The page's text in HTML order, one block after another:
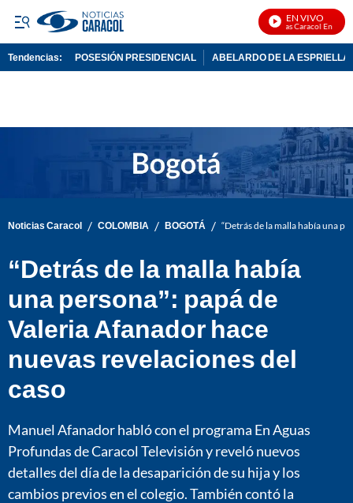
EN VIVO
Noticias Caracol En Vivo
Tendencias: POSESIÓN PRESIDENCIAL ABELARDO DE LA ESPRIELLA
Noticias Caracol / COLOMBIA / BOGOTÁ / “Detrás de la malla había una
“Detrás de la malla había
una persona”: papá de
Valeria Afanador hace
nuevas revelaciones del
caso
Manuel Afanador habló con el programa En Aguas
Profundas de Caracol Televisión y reveló nuevos
detalles del día de la desaparición de su hija y los
cambios previos en el colegio. También contó la